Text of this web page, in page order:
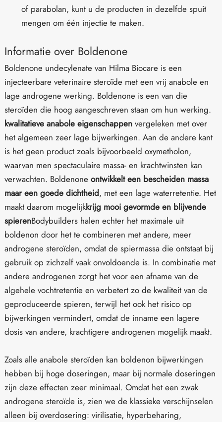
of parabolan, kunt u de producten in dezelfde spuit
mengen om één injectie te maken.
Informatie over Boldenone
Boldenone undecylenate van Hilma Biocare is een
injecteerbare veterinaire steroïde met een vrij anabole en
lage androgene werking. Boldenone is een van die
steroïden die hoog aangeschreven staan om hun werking.
kwalitatieve anabole eigenschappen vergeleken met over
het algemeen zeer lage bijwerkingen. Aan de andere kant
is het geen product zoals bijvoorbeeld oxymetholon,
waarvan men spectaculaire massa- en krachtwinsten kan
verwachten. Boldenone ontwikkelt een bescheiden massa
maar een goede dichtheid, met een lage waterretentie. Het
maakt daarom mogelijkkrijg mooi gevormde en blijvende
spierenBodybuilders halen echter het maximale uit
boldenon door het te combineren met andere, meer
androgene steroïden, omdat de spiermassa die ontstaat bij
gebruik op zichzelf vaak onvoldoende is. In combinatie met
andere androgenen zorgt het voor een afname van de
algehele vochtretentie en verbetert zo de kwaliteit van de
geproduceerde spieren, terwijl het ook het risico op
bijwerkingen vermindert, omdat de inname een lagere
dosis van andere, krachtigere androgenen mogelijk maakt.
Zoals alle anabole steroïden kan boldenon bijwerkingen
hebben bij hoge doseringen, maar bij normale doseringen
zijn deze effecten zeer minimaal. Omdat het een zwak
androgene steroïde is, zien we de klassieke verschijnselen
alleen bij overdosering: virilisatie, hyperbeharing,